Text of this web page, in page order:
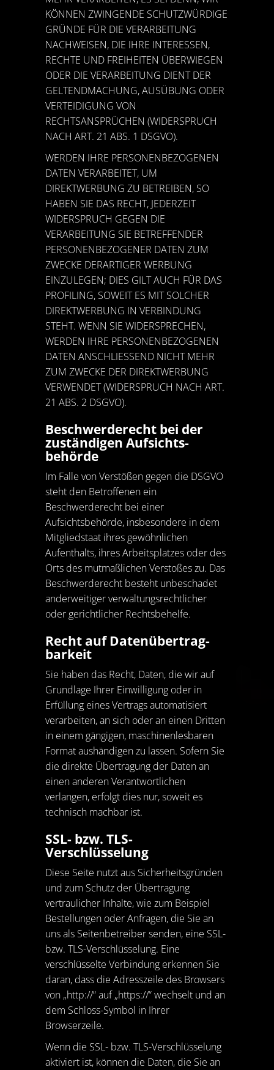
KÖNNEN ZWINGENDE SCHUTZWÜRDIGE
GRÜNDE FÜR DIE VERARBEITUNG
NACHWEISEN, DIE IHRE INTERESSEN,
RECHTE UND FREIHEITEN ÜBERWIEGEN
ODER DIE VERARBEITUNG DIENT DER
GELTENDMACHUNG, AUSÜBUNG ODER
VERTEIDIGUNG VON
RECHTSANSPRÜCHEN (WIDERSPRUCH
NACH ART. 21 ABS. 1 DSGVO).
WERDEN IHRE PERSONENBEZOGENEN
DATEN VERARBEITET, UM
DIREKTWERBUNG ZU BETREIBEN, SO
HABEN SIE DAS RECHT, JEDERZEIT
WIDERSPRUCH GEGEN DIE
VERARBEITUNG SIE BETREFFENDER
PERSONENBEZOGENER DATEN ZUM
ZWECKE DERARTIGER WERBUNG
EINZULEGEN; DIES GILT AUCH FÜR DAS
PROFILING, SOWEIT ES MIT SOLCHER
DIREKTWERBUNG IN VERBINDUNG
STEHT. WENN SIE WIDERSPRECHEN,
WERDEN IHRE PERSONENBEZOGENEN
DATEN ANSCHLIESSEND NICHT MEHR
ZUM ZWECKE DER DIREKTWERBUNG
VERWENDET (WIDERSPRUCH NACH ART.
21 ABS. 2 DSGVO).
Beschwerde­recht bei der
zuständigen Aufsichts­
behörde
Im Falle von Verstößen gegen die DSGVO
steht den Betroffenen ein
Beschwerderecht bei einer
Aufsichtsbehörde, insbesondere in dem
Mitgliedstaat ihres gewöhnlichen
Aufenthalts, ihres Arbeitsplatzes oder des
Orts des mutmaßlichen Verstoßes zu. Das
Beschwerderecht besteht unbeschadet
anderweitiger verwaltungsrechtlicher
oder gerichtlicher Rechtsbehelfe.
Recht auf Daten­übertrag­
barkeit
Sie haben das Recht, Daten, die wir auf
Grundlage Ihrer Einwilligung oder in
Erfüllung eines Vertrags automatisiert
verarbeiten, an sich oder an einen Dritten
in einem gängigen, maschinenlesbaren
Format aushändigen zu lassen. Sofern Sie
die direkte Übertragung der Daten an
einen anderen Verantwortlichen
verlangen, erfolgt dies nur, soweit es
technisch machbar ist.
SSL- bzw. TLS-
Verschlüsselung
Diese Seite nutzt aus Sicherheitsgründen
und zum Schutz der Übertragung
vertraulicher Inhalte, wie zum Beispiel
Bestellungen oder Anfragen, die Sie an
uns als Seitenbetreiber senden, eine SSL-
bzw. TLS-Verschlüsselung. Eine
verschlüsselte Verbindung erkennen Sie
daran, dass die Adresszeile des Browsers
von „http://“ auf „https://“ wechselt und an
dem Schloss-Symbol in Ihrer
Browserzeile.
Wenn die SSL- bzw. TLS-Verschlüsselung
aktiviert ist, können die Daten, die Sie an